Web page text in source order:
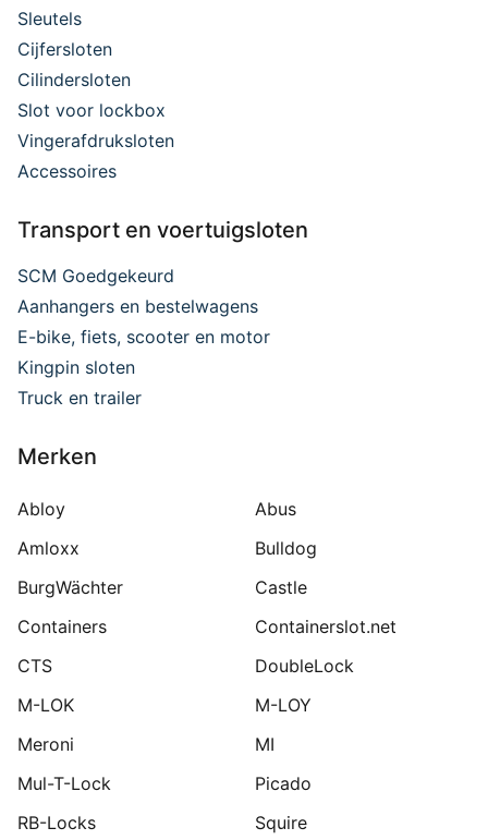
Sleutels
Cijfersloten
Cilindersloten
Slot voor lockbox
Vingerafdruksloten
Accessoires
Transport en voertuigsloten
SCM Goedgekeurd
Aanhangers en bestelwagens
E-bike, fiets, scooter en motor
Kingpin sloten
Truck en trailer
Merken
Abloy
Abus
Amloxx
Bulldog
BurgWächter
Castle
Containers
Containerslot.net
CTS
DoubleLock
M-LOK
M-LOY
Meroni
MI
Mul-T-Lock
Picado
RB-Locks
Squire